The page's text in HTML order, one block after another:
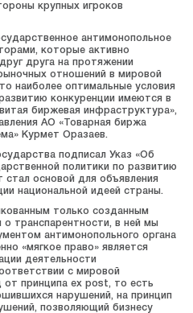
крупных игроков
антимонопольное
которые активно
друга на протяжении
отношений в мировой
наиболее оптимальные условия
конкуренции имеются в
биржевая инфраструктура»,
АО «Товарная биржа
Курмет Оразаев.
подписал Указ «Об
политики по развитию
основой для объявления
национальной идеей страны.
только созданным
транспарентности, в ней мы
антимонопольного органа
«мягкое право» является
деятельности
с мировой
от принципа ex post, то есть
нарушений, на принцип
позволяющий бизнесу